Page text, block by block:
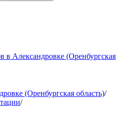
в Александровке (Оренбургская
(Оренбургская область)/
/